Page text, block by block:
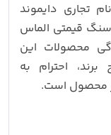
تجاری دایموند
قیمتی الماس
محصولات این
احترام به
محصول است.